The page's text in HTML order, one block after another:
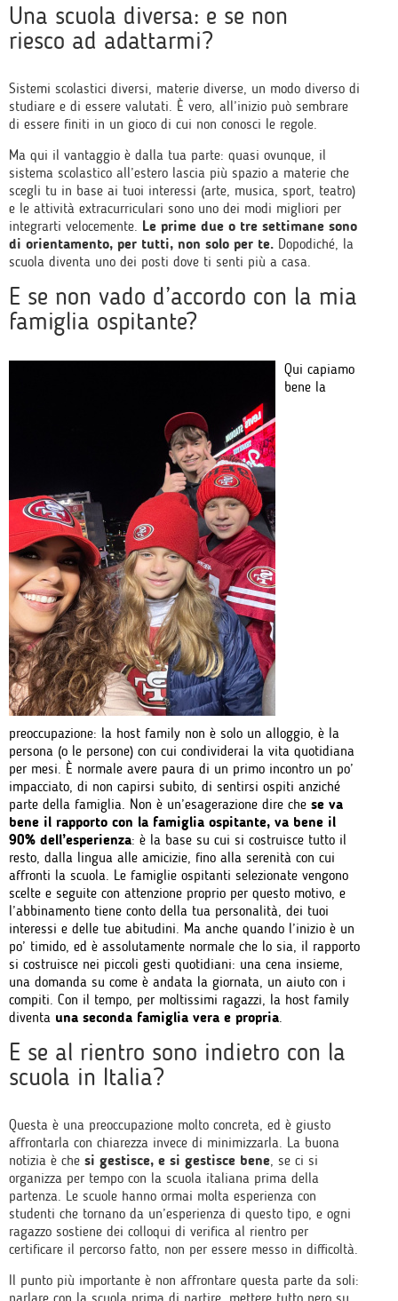
Una scuola diversa: e se non
riesco ad adattarmi?
Sistemi scolastici diversi, materie diverse, un modo diverso di
studiare e di essere valutati. È vero, all’inizio può sembrare
di essere finiti in un gioco di cui non conosci le regole.
Ma qui il vantaggio è dalla tua parte: quasi ovunque, il
sistema scolastico all’estero lascia più spazio a materie che
scegli tu in base ai tuoi interessi (arte, musica, sport, teatro)
e le attività extracurriculari sono uno dei modi migliori per
integrarti velocemente. Le prime due o tre settimane sono
di orientamento, per tutti, non solo per te. Dopodiché, la
scuola diventa uno dei posti dove ti senti più a casa.
E se non vado d’accordo con la mia
famiglia ospitante?
Qui capiamo
bene la
preoccupazione: la host family non è solo un alloggio, è la
persona (o le persone) con cui condividerai la vita quotidiana
per mesi. È normale avere paura di un primo incontro un po’
impacciato, di non capirsi subito, di sentirsi ospiti anziché
parte della famiglia. Non è un’esagerazione dire che se va
bene il rapporto con la famiglia ospitante, va bene il
90% dell’esperienza: è la base su cui si costruisce tutto il
resto, dalla lingua alle amicizie, fino alla serenità con cui
affronti la scuola. Le famiglie ospitanti selezionate vengono
scelte e seguite con attenzione proprio per questo motivo, e
l’abbinamento tiene conto della tua personalità, dei tuoi
interessi e delle tue abitudini. Ma anche quando l’inizio è un
po’ timido, ed è assolutamente normale che lo sia, il rapporto
si costruisce nei piccoli gesti quotidiani: una cena insieme,
una domanda su come è andata la giornata, un aiuto con i
compiti. Con il tempo, per moltissimi ragazzi, la host family
diventa una seconda famiglia vera e propria.
E se al rientro sono indietro con la
scuola in Italia?
Questa è una preoccupazione molto concreta, ed è giusto
affrontarla con chiarezza invece di minimizzarla. La buona
notizia è che si gestisce, e si gestisce bene, se ci si
organizza per tempo con la scuola italiana prima della
partenza. Le scuole hanno ormai molta esperienza con
studenti che tornano da un’esperienza di questo tipo, e ogni
ragazzo sostiene dei colloqui di verifica al rientro per
certificare il percorso fatto, non per essere messo in difficoltà.
Il punto più importante è non affrontare questa parte da soli: